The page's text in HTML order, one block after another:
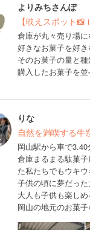
よりみちさんぽ
【映えスポット
倉庫が丸々売り場
好きなお菓子を好
そのお菓子の量と種
購入したお菓子を
りな
自然を満喫する牛
岡山駅から車で
倉庫まるまる駄菓
た私たちでもウキ
子供の頃に夢だっ
大人も子供も楽し
岡山の地元のお菓